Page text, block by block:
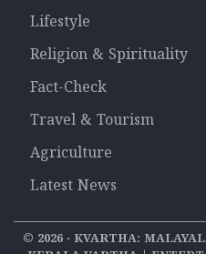
Lifestyle
Religion & Spirituality
Fact-Check
Travel & Tourism
Agriculture
Latest News
© 2026‧ KVARTHA: